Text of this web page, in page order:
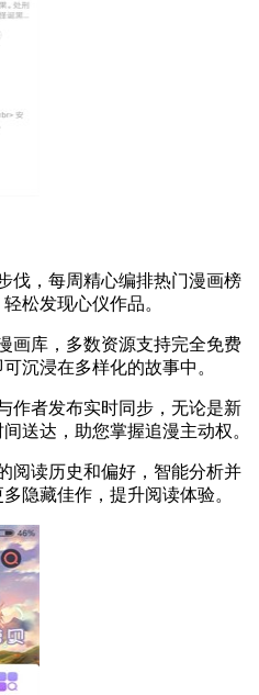
伐，每周精心编排热门漫画榜
松发现心仪作品。
画库，多数资源支持完全免费
沉浸在多样化的故事中。
作者发布实时同步，无论是新
送达，助您掌握追漫主动权。
阅读历史和偏好，智能分析并
隐藏佳作，提升阅读体验。